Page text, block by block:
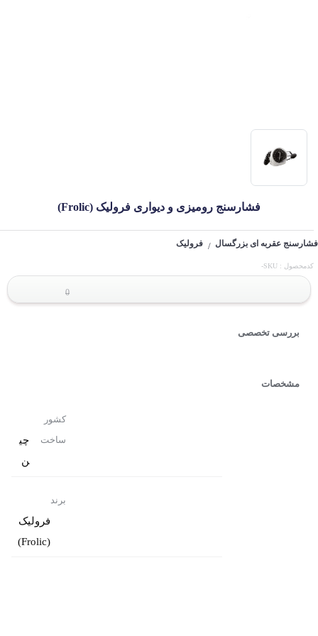
فشارسنج رومیزی و دیواری فرولیک (Frolic)
فشارسنج عقربه ای بزرگسال / فرولیک
کدمحصول : SKU-
0
بررسی تخصصی
مشخصات
کشور
ساخت
چی
ن
برند
فرولیک
(Frolic)